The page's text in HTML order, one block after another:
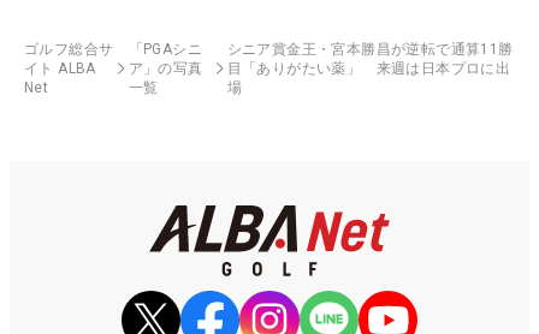
ゴルフ総合サ
イト ALBA
Net
「PGAシニ
ア」の写真
一覧
シニア賞金王・宮本勝昌が逆転で通算11勝
目「ありがたい薬」 来週は日本プロに出
場